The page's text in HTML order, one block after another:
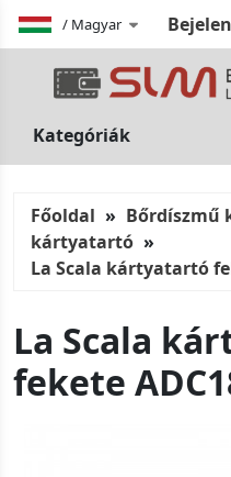
/ Magyar
Kategóriák
Főoldal
Bőrdíszmű
kártyatartó
La Scala kártyatartó
La Scala
fekete